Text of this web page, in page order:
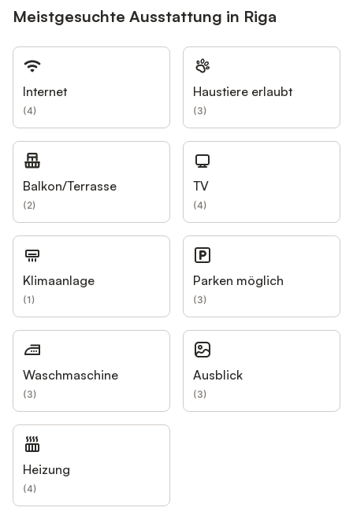
Meistgesuchte Ausstattung in Riga
Internet
(4)
Haustiere erlaubt
(3)
Balkon/Terrasse
(2)
TV
(4)
Klimaanlage
(1)
Parken möglich
(3)
Waschmaschine
(3)
Ausblick
(3)
Heizung
(4)